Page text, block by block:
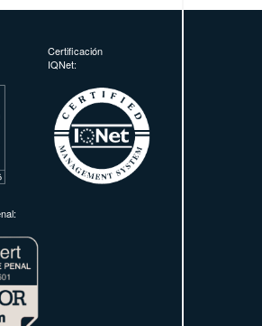
Certificación
IQNet: